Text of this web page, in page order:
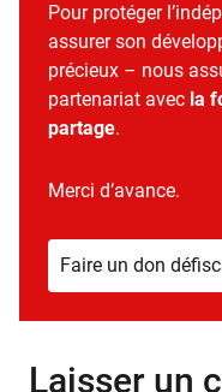
Pour protéger
assurer son
précieux – nous
partenariat avec la
partage.
Merci d’avance.
Faire un don
Laisser un